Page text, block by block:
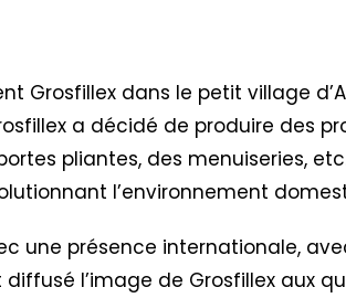
Grosfillex dans le petit village
a décidé de produire des
pliantes, des menuiseries,
l’environnement
une présence internationale,
l’image de Grosfillex aux